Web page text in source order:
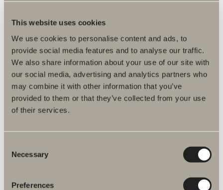
This website uses cookies
We use cookies to personalise content and ads, to
provide social media features and to analyse our traffic.
We also share information about your use of our site with
our social media, advertising and analytics partners who
may combine it with other information that you’ve
provided to them or that they’ve collected from your use
of their services.
Selection
Necessary
Preferences
LÆG I INDKØBSKURVEN
Produktfakta
Reservedele
Artikelnummer